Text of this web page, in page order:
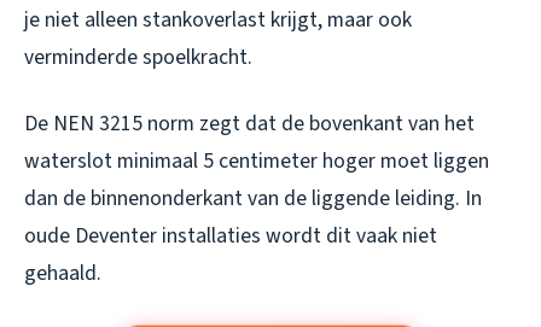
je niet alleen stankoverlast krijgt, maar ook
verminderde spoelkracht.
De NEN 3215 norm zegt dat de bovenkant van het
waterslot minimaal 5 centimeter hoger moet liggen
dan de binnenonderkant van de liggende leiding. In
oude Deventer installaties wordt dit vaak niet
gehaald.